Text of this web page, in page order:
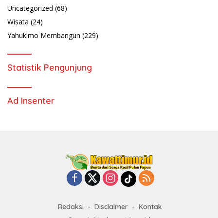
Uncategorized (68)
Wisata (24)
Yahukimo Membangun (229)
Statistik Pengunjung
Ad Insenter
Redaksi Disclaimer
Kontak